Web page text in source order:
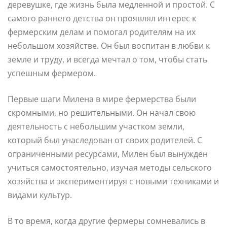
деревушке, где жизнь была медленной и простой. С
самого раннего детства он проявлял интерес к
фермерским делам и помогал родителям на их
небольшом хозяйстве. Он был воспитан в любви к
земле и труду, и всегда мечтал о том, чтобы стать
успешным фермером.
Первые шаги Милена в мире фермерства были
скромными, но решительными. Он начал свою
деятельность с небольшим участком земли,
который был унаследован от своих родителей. С
ограниченными ресурсами, Милен был вынужден
учиться самостоятельно, изучая методы сельского
хозяйства и экспериментируя с новыми техниками и
видами культур.
В то время, когда другие фермеры сомневались в